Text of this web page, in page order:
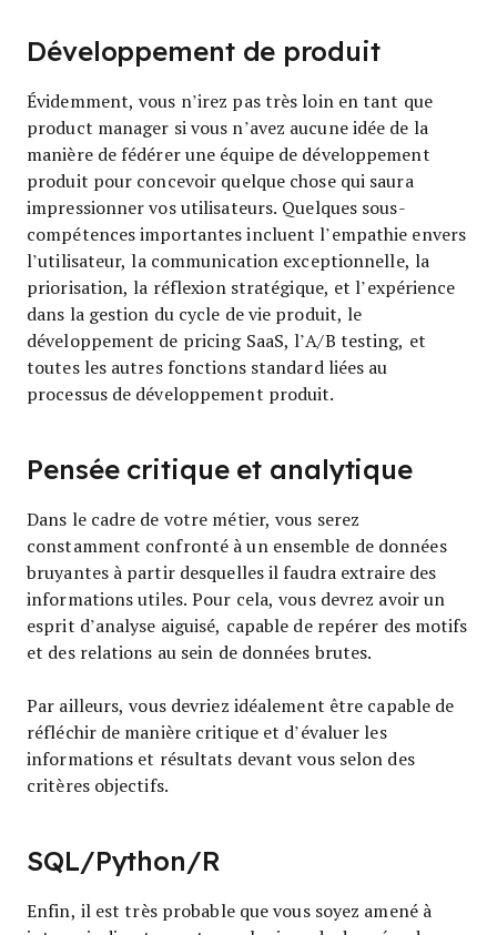
Développement de produit
Évidemment, vous n’irez pas très loin en tant que
product manager si vous n’avez aucune idée de la
manière de fédérer une équipe de développement
produit pour concevoir quelque chose qui saura
impressionner vos utilisateurs. Quelques sous-
compétences importantes incluent l’empathie envers
l’utilisateur, la communication exceptionnelle, la
priorisation, la réflexion stratégique, et l’expérience
dans la gestion du cycle de vie produit, le
développement de pricing SaaS, l’A/B testing, et
toutes les autres fonctions standard liées au
processus de développement produit.
Pensée critique et analytique
Dans le cadre de votre métier, vous serez
constamment confronté à un ensemble de données
bruyantes à partir desquelles il faudra extraire des
informations utiles. Pour cela, vous devrez avoir un
esprit d’analyse aiguisé, capable de repérer des motifs
et des relations au sein de données brutes.
Par ailleurs, vous devriez idéalement être capable de
réfléchir de manière critique et d’évaluer les
informations et résultats devant vous selon des
critères objectifs.
SQL/Python/R
Enfin, il est très probable que vous soyez amené à